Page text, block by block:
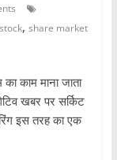
, share market
काम माना जाता
खबर पर सर्किट
इस तरह का एक